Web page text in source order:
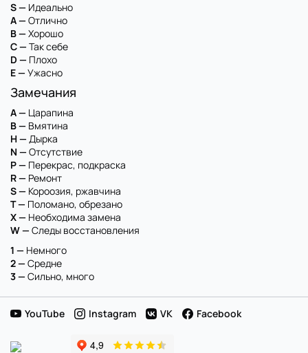
S — Идеально
A — Отлично
B — Хорошо
C — Так себе
D — Плохо
E — Ужасно
Замечания
A — Царапина
B — Вмятина
H — Дырка
N — Отсутствие
P — Перекрас, подкраска
R — Ремонт
S — Короозия, ржавчина
T — Поломано, обрезано
X — Необходима замена
W — Следы восстановления
1 — Немного
2 — Средне
3 — Сильно, много
YouTube Instagram VK Facebook